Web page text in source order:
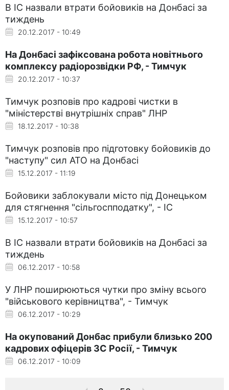
В ІС назвали втрати бойовиків на Донбасі за
тиждень
20.12.2017 - 10:49
На Донбасі зафіксована робота новітнього
комплексу радіорозвідки РФ, - Тимчук
20.12.2017 - 10:37
Тимчук розповів про кадрові чистки в
"міністерстві внутрішніх справ" ЛНР
18.12.2017 - 10:38
Тимчук розповів про підготовку бойовиків до
"наступу" сил АТО на Донбасі
15.12.2017 - 11:19
Бойовики заблокували місто під Донецьком
для стягнення "сільгоспподатку", - ІС
15.12.2017 - 10:57
В ІС назвали втрати бойовиків на Донбасі за
тиждень
06.12.2017 - 10:58
У ЛНР поширюються чутки про зміну всього
"військового керівництва", - Тимчук
06.12.2017 - 10:29
На окупований Донбас прибули близько 200
кадрових офіцерів ЗС Росії, - Тимчук
06.12.2017 - 10:09